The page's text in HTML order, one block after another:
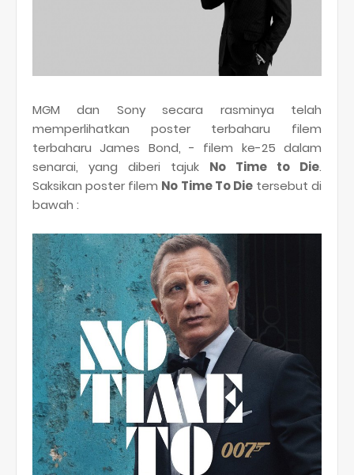
MGM dan Sony secara rasminya telah
memperlihatkan poster terbaharu filem
terbaharu James Bond, - filem ke-25 dalam
senarai, yang diberi tajuk No Time to Die.
Saksikan poster filem No Time To Dietersebut di
bawah :